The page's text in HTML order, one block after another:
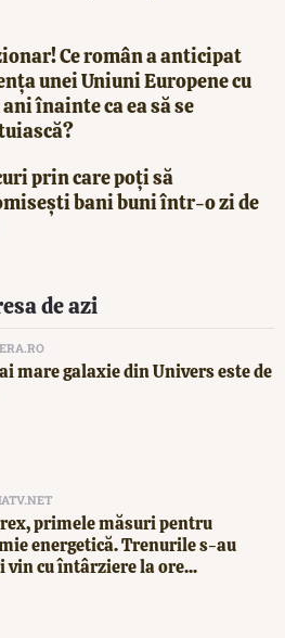
Ce român a anticipat
unei Uniuni Europene cu
înainte ca ea să se
prin care poți să
bani buni într-o zi de
de azi
mare galaxie din Univers este de
primele măsuri pentru
energetică. Trenurile s-au
vin cu întârziere la ore...